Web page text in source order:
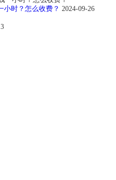
小时？怎么收费？ 2024-09-26